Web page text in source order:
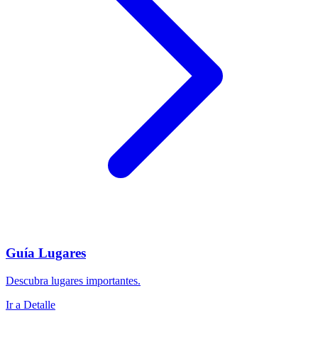
Guía Lugares
Descubra lugares importantes.
Ir a Detalle